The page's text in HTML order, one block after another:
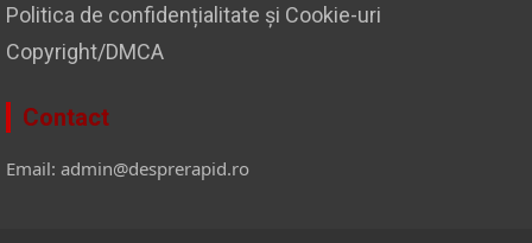
Politica de confidențialitate și Cookie-uri
Copyright/DMCA
Contact
Email: admin@desprerapid.ro